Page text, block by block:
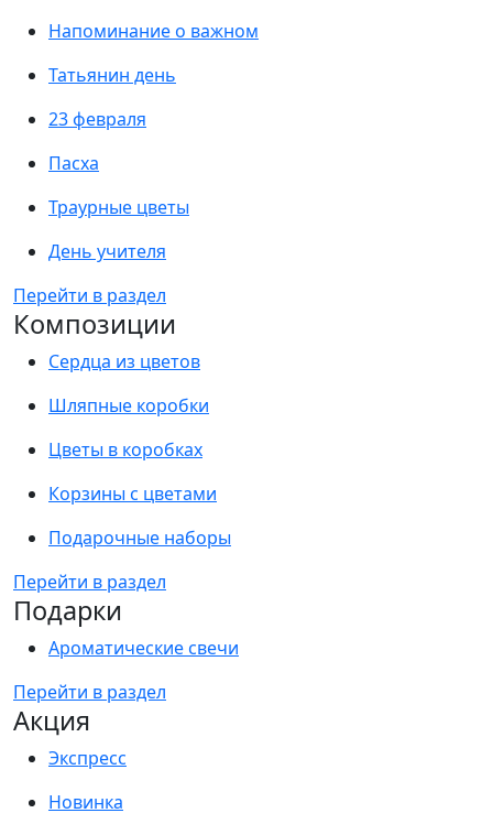
Напоминание о важном
Татьянин день
23 февраля
Пасха
Траурные цветы
День учителя
Перейти в раздел
Композиции
Сердца из цветов
Шляпные коробки
Цветы в коробках
Корзины с цветами
Подарочные наборы
Перейти в раздел
Подарки
Ароматические свечи
Перейти в раздел
Акция
Экспресс
Новинка